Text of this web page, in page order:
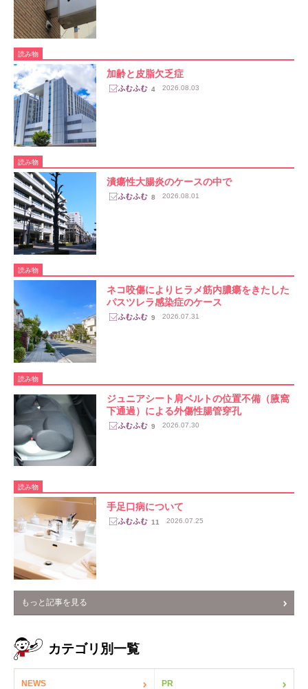
読み物
加齢と皮脂欠乏症
4 2026.08.03
読み物
潰瘍性大腸炎のケースの中で
8 2026.08.01
読み物
ネコ咬傷によりヒラメ筋内膿瘍をきたした
パスツレラ感染症のケース
9 2026.07.31
読み物
ジュニアシート肩ベルトの位置不備（腋窩
下通過）による外傷性腸管穿孔
9 2026.07.30
読み物
手足口病について
11 2026.07.25
もっと記事を見る
カテゴリ別一覧
NEWS PR